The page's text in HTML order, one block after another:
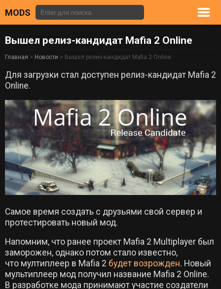
MODS
Вышел релиз-кандидат Mafia 2 Online
Главная > Новости > Вышел релиз-кандидат Mafia 2 Online
Для загрузки стал доступен релиз-кандидат Mafia 2
Online.
Самое время создать с друзьями свой сервер и
протестировать новый мод.
Напомним, что ранее проект Mafia 2 Multiplayer был
заморожен, однако потом стало известно,
что мултиплеер в Mafia 2 будет возрожден. Новый
мультиплеер мод получил название Mafia 2 Online.
В разработке мода принимают участие создатели